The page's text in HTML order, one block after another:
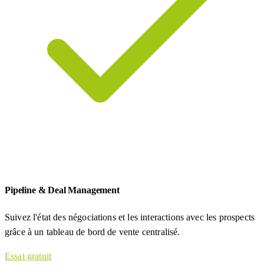
Pipeline & Deal Management
Suivez l'état des négociations et les interactions avec les prospects
grâce à un tableau de bord de vente centralisé.
Essai gratuit